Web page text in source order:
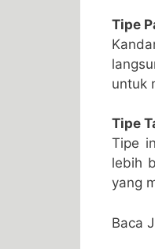
Tipe
untuk
Tipe
Tipe
lebih
yang
Baca